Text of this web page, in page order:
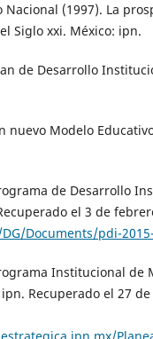
(1997). La
Siglo xxi. México: ipn.
Plan de Desarrollo
Un nuevo Modelo
Programa de Desarrollo
el 3 de
Documents/pdi-
Programa Institucional
Recuperado el 27